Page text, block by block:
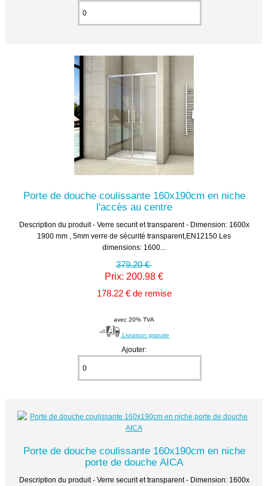
Porte de douche coulissante 160x190cm en niche
l'accès au centre
Description du produit - Verre securit et transparent - Dimension: 1600x
1900 mm , 5mm verre de sécurité transparent,EN12150 Les
dimensions: 1600...
379.20 €
Prix: 200.98 €
178.22 € de remise
avec 20% TVA
Livraison gratuite
Ajouter:
Porte de douche coulissante 160x190cm en niche
porte de douche AICA
Description du produit - Verre securit et transparent - Dimension: 1600x